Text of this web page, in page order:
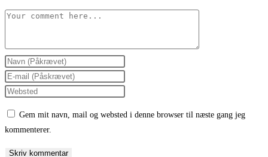
Comment
Enter
your
name
comment
Enter
your
comment
Enter
(optional)
Gem mit navn, mail og websted i denne browser til næste gang jeg
kommenterer.